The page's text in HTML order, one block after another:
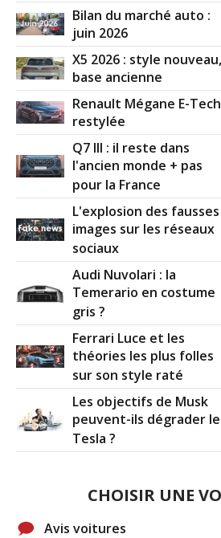
Bilan du marché auto :
juin 2026
X5 2026 : style nouveau,
base ancienne
Renault Mégane E-Tech
restylée
Q7 III : il reste dans
l'ancien monde + pas
pour la France
L'explosion des fausses
images sur les réseaux
sociaux
Audi Nuvolari : la
Temerario en costume
gris ?
Ferrari Luce et les
théories les plus folles
sur son style raté
Les objectifs de Musk
peuvent-ils dégrader
Tesla ?
CHOISIR UNE
Avis voitures